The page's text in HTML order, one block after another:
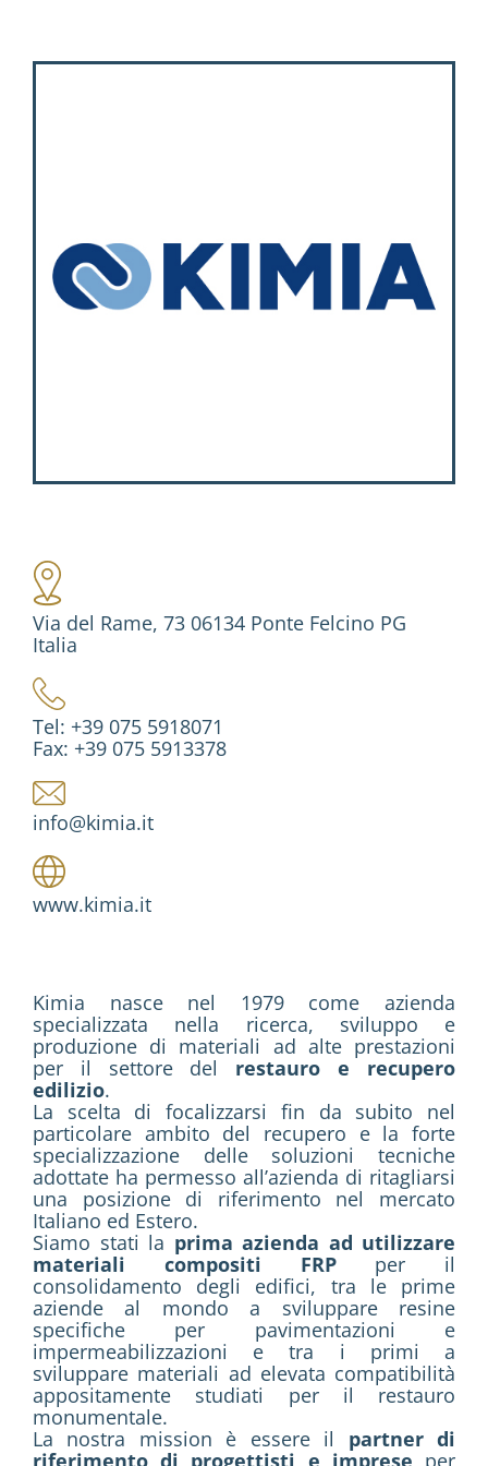
Via del Rame, 73 06134 Ponte Felcino PG
Italia
Tel: +39 075 5918071
Fax: +39 075 5913378
info@kimia.it
www.kimia.it
Kimia nasce nel 1979 come azienda
specializzata nella ricerca, sviluppo e
produzione di materiali ad alte prestazioni
per il settore del restauro e recupero
edilizio.
La scelta di focalizzarsi fin da subito nel
particolare ambito del recupero e la forte
specializzazione delle soluzioni tecniche
adottate ha permesso all’azienda di ritagliarsi
una posizione di riferimento nel mercato
Italiano ed Estero.
Siamo stati la prima azienda ad utilizzare
materiali compositi FRPper il
consolidamento degli edifici, tra le prime
aziende al mondo a sviluppare resine
specifiche per pavimentazioni e
impermeabilizzazioni e tra i primi a
sviluppare materiali ad elevata compatibilità
appositamente studiati per il restauro
monumentale.
La nostra mission è essere il partner di
riferimento di progettisti e imprese per